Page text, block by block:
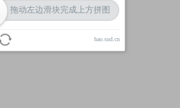
拖动左边滑块完成上方拼图
hao.sud.cn